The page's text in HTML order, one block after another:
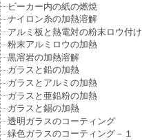
ビーカー内の紙の燃焼
ナイロン糸の加熱溶解
アルミ板と熱電対の粉末ロウ付け
粉末アルミロウの加熱
黒溶岩の加熱溶解
ガラスと鉛の加熱
ガラスとアルミの加熱
ガラスと亜鉛粉の加熱
ガラスと錫の加熱
透明ガラスのコーティング
緑色ガラスのコーティング－１